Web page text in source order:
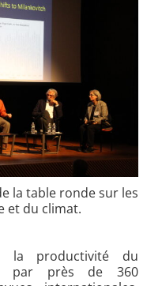
la table ronde sur les
et du climat.
la productivité du
par près de 360